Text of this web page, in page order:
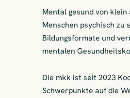
Mental gesund von
Menschen psychisch
Bildungsformate und
mentalen
Die mkk ist seit 2023
Schwerpunkte auf die